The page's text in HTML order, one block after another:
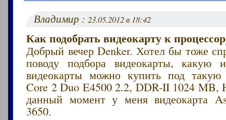
Владимир :23.05.2012 в 18:42
Как подобрать видеокарту к
Добрый вечер Denker. Хотел бы тоже
поводу подбора видеокарты, какую
видеокарты можно купить под такую
Core 2 Duo E4500 2.2, DDR-II 1024 MB,
данный момент у меня видеокарта
3650.